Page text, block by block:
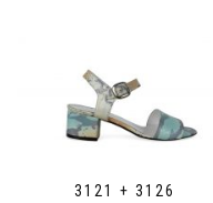
3121 + 3126